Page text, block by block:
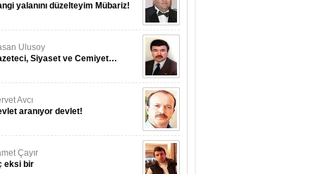
yalanını düzelteyim Mübariz!
Ulusoy
Siyaset ve Cemiyet…
Avcı
aranıyor devlet!
Çayır
eksi bir